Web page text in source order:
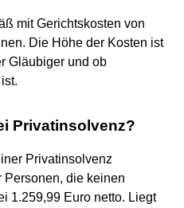
mit Gerichtskosten von
Die Höhe der Kosten ist
Gläubiger und ob
Privatinsolvenz?
Privatinsolvenz
Personen, die keinen
1.259,99 Euro netto. Liegt